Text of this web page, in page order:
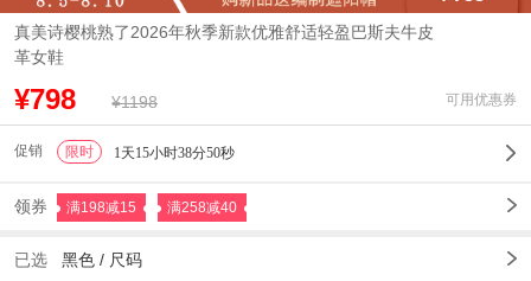
真美诗樱桃熟了2026年秋季新款优雅舒适轻盈巴斯夫牛皮
革女鞋
¥798 ¥1198 可用优惠券
促销 限时 1天15小时38分47秒
领券 满198减15 满258减40
已选 黑色 / 尺码